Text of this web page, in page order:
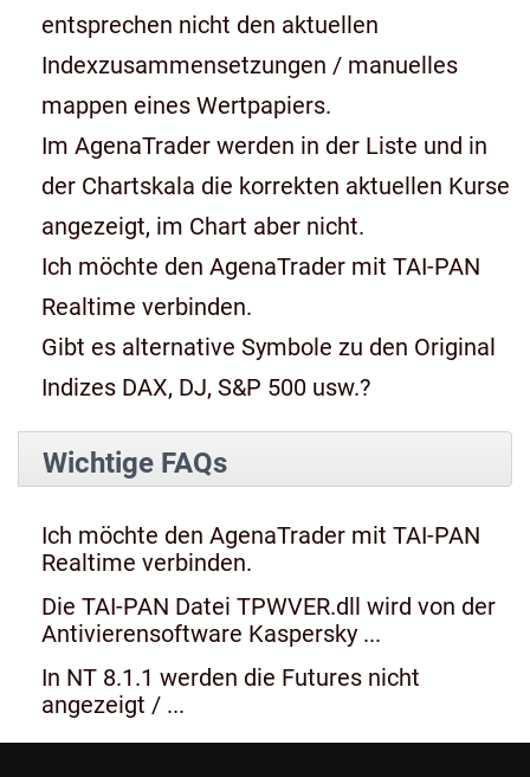
entsprechen nicht den aktuellen
Indexzusammensetzungen / manuelles
mappen eines Wertpapiers.
Im AgenaTrader werden in der Liste und in
der Chartskala die korrekten aktuellen Kurse
angezeigt, im Chart aber nicht.
Ich möchte den AgenaTrader mit TAI-PAN
Realtime verbinden.
Gibt es alternative Symbole zu den Original
Indizes DAX, DJ, S&P 500 usw.?
Wichtige FAQs
Ich möchte den AgenaTrader mit TAI-PAN
Realtime verbinden.
Die TAI-PAN Datei TPWVER.dll wird von der
Antivierensoftware Kaspersky ...
In NT 8.1.1 werden die Futures nicht
angezeigt / ...